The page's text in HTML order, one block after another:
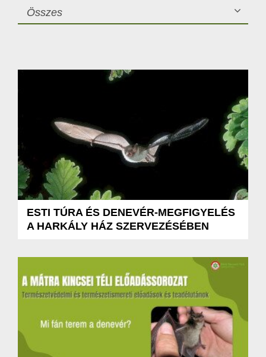
Összes
ESTI TÚRA ÉS DENEVÉR-MEGFIGYELÉS
A HARKÁLY HÁZ SZERVEZÉSÉBEN